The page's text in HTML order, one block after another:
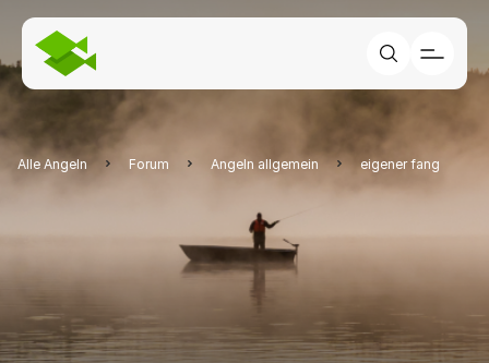
Alle Angeln Forum Angeln allgemein eigener fang